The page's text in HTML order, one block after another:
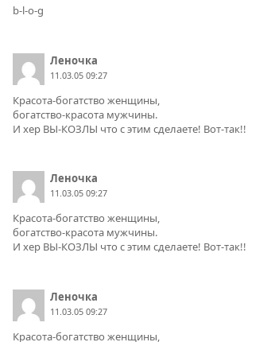
b-l-o-g
Леночка
11.03.05 09:27
Красота-богатство женщины,
богатство-красота мужчины.
И хер ВЫ-КОЗЛЫ что с этим сделаете! Вот-так!!
Леночка
11.03.05 09:27
Красота-богатство женщины,
богатство-красота мужчины.
И хер ВЫ-КОЗЛЫ что с этим сделаете! Вот-так!!
Леночка
11.03.05 09:27
Красота-богатство женщины,